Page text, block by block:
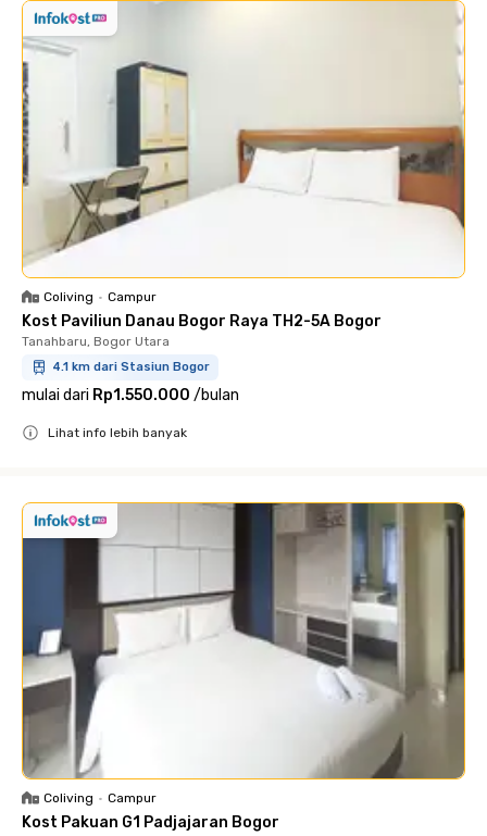
Coliving • Campur
Kost Paviliun Danau Bogor Raya TH2-5A Bogor
Tanahbaru, Bogor Utara
4.1 km dari Stasiun Bogor
mulai dari Rp1.550.000 /bulan
Lihat info lebih banyak
Coliving • Campur
Kost Pakuan G1 Padjajaran Bogor